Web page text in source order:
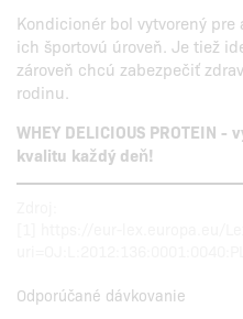
Kondicionér bol vytvorený
ich športovú úroveň. Je tiež
zároveň chcú zabezpečiť
rodinu.
WHEY DELICIOUS PROTEIN
kvalitu každý deň!
Odporúčané dávkovanie